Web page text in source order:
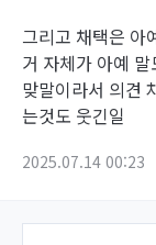
그리고 채택은 아
거 자체가 아예
맞말이라서 의견
는것도 웃긴일
2025.07.14 00:23